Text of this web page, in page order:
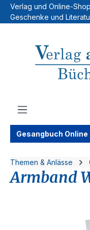
Zum Hauptinhalt
Verlag und Online-
Geschenke und
Gesangbuch Online
Themen & Anlässe
Armband
Bildergalerie